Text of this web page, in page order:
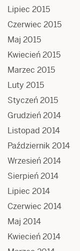
Lipiec 2015
Czerwiec 2015
Maj 2015
Kwiecień 2015
Marzec 2015
Luty 2015
Styczeń 2015
Grudzień 2014
Listopad 2014
Październik 2014
Wrzesień 2014
Sierpień 2014
Lipiec 2014
Czerwiec 2014
Maj 2014
Kwiecień 2014